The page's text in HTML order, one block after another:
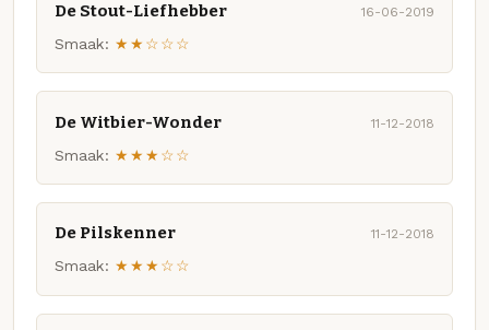
De Stout-Liefhebber 16-06-2019
Smaak: ★★☆☆☆
De Witbier-Wonder 11-12-2018
Smaak: ★★★☆☆
De Pilskenner 11-12-2018
Smaak: ★★★☆☆